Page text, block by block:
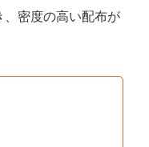
、密度の高い配布が